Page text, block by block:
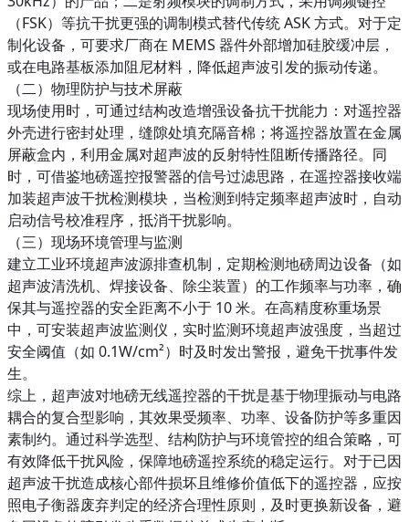
（FSK）等抗干扰更强的调制模式替代传统 ASK 方式。对于定
制化设备，可要求厂商在 MEMS 器件外部增加硅胶缓冲层，
或在电路基板添加阻尼材料，降低超声波引发的振动传递。​
（二）物理防护与技术屏蔽​
现场使用时，可通过结构改造增强设备抗干扰能力：对遥控器
外壳进行密封处理，缝隙处填充隔音棉；将遥控器放置在金属
屏蔽盒内，利用金属对超声波的反射特性阻断传播路径。同
时，可借鉴地磅遥控报警器的信号过滤思路，在遥控器接收端
加装超声波干扰检测模块，当检测到特定频率超声波时，自动
启动信号校准程序，抵消干扰影响。​
（三）现场环境管理与监测​
建立工业环境超声波源排查机制，定期检测地磅周边设备（如
超声波清洗机、焊接设备、除尘装置）的工作频率与功率，确
保其与遥控器的安全距离不小于 10 米。在高精度称重场景
中，可安装超声波监测仪，实时监测环境超声波强度，当超过
安全阈值（如 0.1W/cm²）时及时发出警报，避免干扰事件发
生。​
综上，超声波对地磅无线遥控器的干扰是基于物理振动与电路
耦合的复合型影响，其效果受频率、功率、设备防护等多重因
素制约。通过科学选型、结构防护与环境管控的组合策略，可
有效降低干扰风险，保障地磅遥控系统的稳定运行。对于已因
超声波干扰造成核心部件损坏且维修价值低下的遥控器，应按
照电子衡器废弃判定的经济合理性原则，及时更换新设备，避